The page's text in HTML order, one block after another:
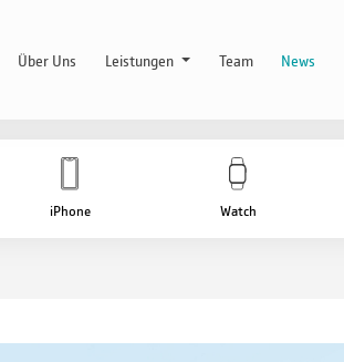
Über Uns Leistungen Team News
iPhone Watch